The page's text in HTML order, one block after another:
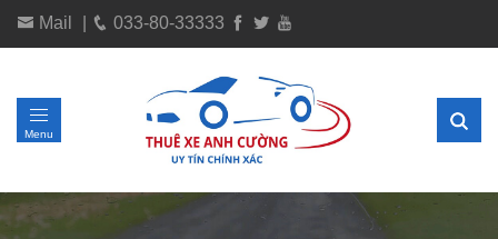
Mail 033-80-33333
Menu